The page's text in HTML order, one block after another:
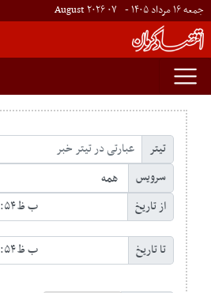
جمعه ۱۶ مرداد ۱۴۰۵ - ۰۷۲۰۲۶
تیتر
سرویس
از تاریخ
تا تاریخ